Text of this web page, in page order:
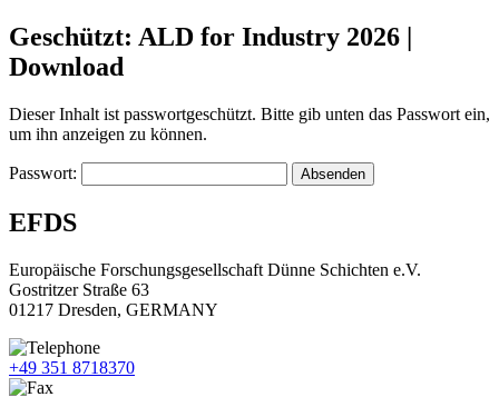
Geschützt: ALD for Industry 2026 |
Download
Dieser Inhalt ist passwortgeschützt. Bitte gib unten das Passwort ein,
um ihn anzeigen zu können.
Passwort:
EFDS
Europäische Forschungsgesellschaft Dünne Schichten e.V.
Gostritzer Straße 63
01217 Dresden, GERMANY
+49 351 8718370